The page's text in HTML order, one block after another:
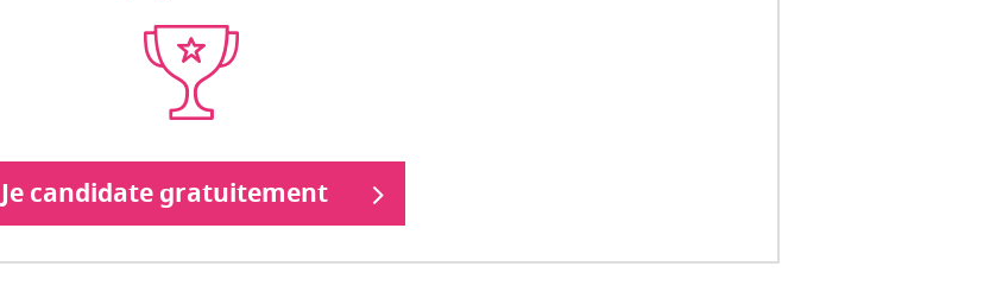
Je candidate gratuitement